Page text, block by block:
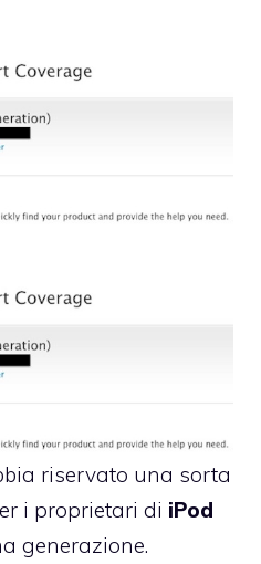
riservato una sorta
i proprietari di iPod
generazione.